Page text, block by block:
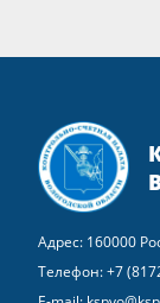
Адрес: 160000
Телефон:+7